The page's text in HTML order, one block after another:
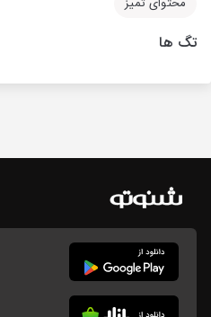
تگ ها